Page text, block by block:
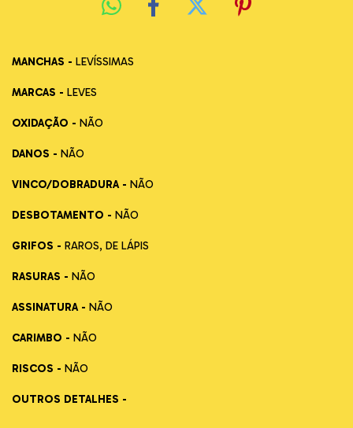
MANCHAS - LEVÍSSIMAS
MARCAS - LEVES
OXIDAÇÃO - NÃO
DANOS - NÃO
VINCO/DOBRADURA - NÃO
DESBOTAMENTO - NÃO
GRIFOS - RAROS, DE LÁPIS
RASURAS - NÃO
ASSINATURA - NÃO
CARIMBO - NÃO
RISCOS - NÃO
OUTROS DETALHES -